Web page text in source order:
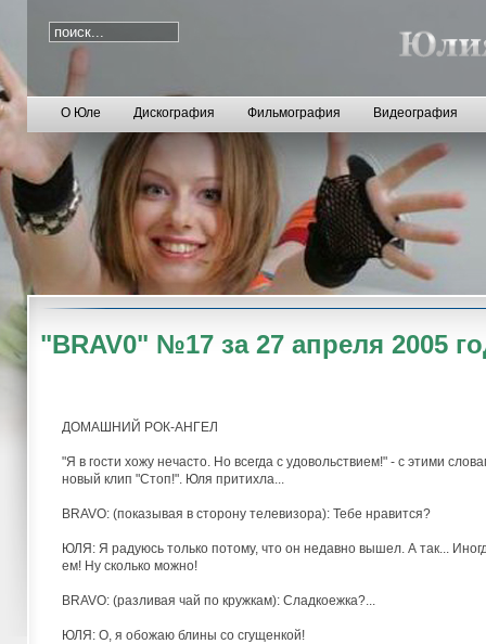
О Юле Дискография Фильмография Видеография
"BRAV0" №17 за 27 апреля 2005
ДОМАШНИЙ РОК-АНГЕЛ
"Я в гости хожу нечасто. Но всегда с удовольствием!" - с этими
новый клип "Стоп!". Юля притихла...
BRAVO: (показывая в сторону телевизора): Тебе нравится?
ЮЛЯ: Я радуюсь только потому, что он недавно вышел. А так...
ем! Ну сколько можно!
BRAVO: (разливая чай по кружкам): Сладкоежка?...
ЮЛЯ: О, я обожаю блины со сгущенкой!